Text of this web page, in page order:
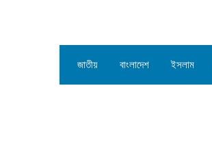
জাতীয় বাংলাদেশ ইসলাম